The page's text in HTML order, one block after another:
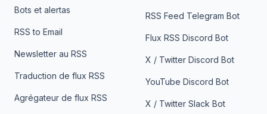
Bots et alertas
RSS to Email
Newsletter au RSS
Traduction de flux RSS
Agrégateur de flux RSS
RSS Feed Telegram Bot
Flux RSS Discord Bot
X / Twitter Discord Bot
YouTube Discord Bot
X / Twitter Slack Bot